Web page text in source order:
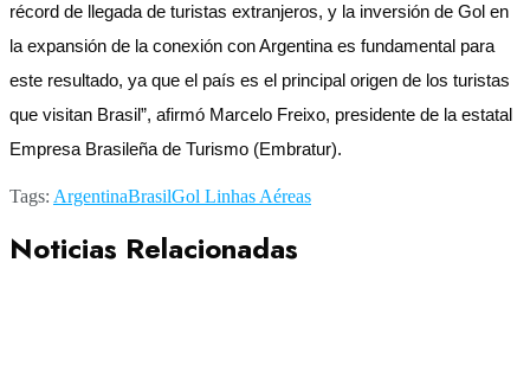
récord de llegada de turistas extranjeros, y la inversión de Gol en
la expansión de la conexión con Argentina es fundamental para
este resultado, ya que el país es el principal origen de los turistas
que visitan Brasil”, afirmó Marcelo Freixo, presidente de la estatal
Empresa Brasileña de Turismo (Embratur).
Tags: ArgentinaBrasilGol Linhas Aéreas
Noticias Relacionadas